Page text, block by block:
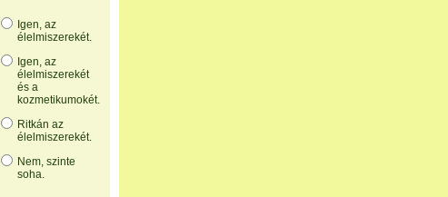
Igen, az
élelmiszerekét.
Igen, az
élelmiszerekét
és a
kozmetikumokét.
Ritkán az
élelmiszerekét.
Nem, szinte
soha.